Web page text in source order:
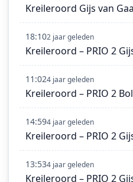
Kreileroord Gijs van
18:102 jaar geleden
Kreileroord – PRIO 2
11:024 jaar geleden
Kreileroord – PRIO 2
14:594 jaar geleden
Kreileroord – PRIO 2
13:534 jaar geleden
Kreileroord – PRIO 2